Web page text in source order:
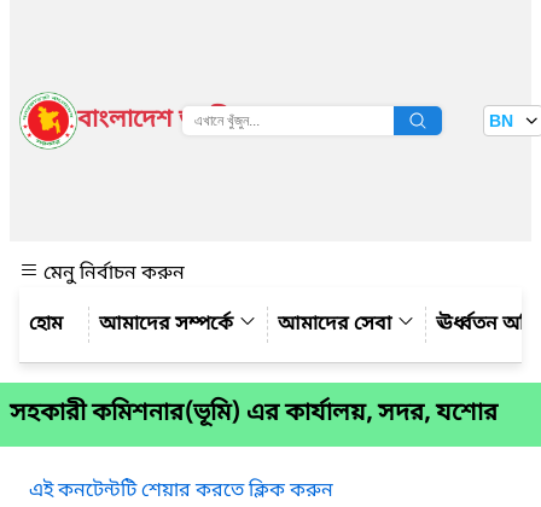
বাংলাদেশ জাতীয় তথ্য বাতায়ন BN
মেনু নির্বাচন করুন
আমাদের সম্পর্কে
আমাদের সেবা ঊর্ধ্বতন
সহকারী কমিশনার(ভূমি) এর কার্যালয়, সদর, যশোর
এই কনটেন্টটি শেয়ার করতে ক্লিক করুন